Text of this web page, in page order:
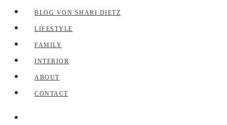
BLOG VON SHARI DIETZ
LIFESTYLE
FAMILY
INTERIOR
ABOUT
CONTACT